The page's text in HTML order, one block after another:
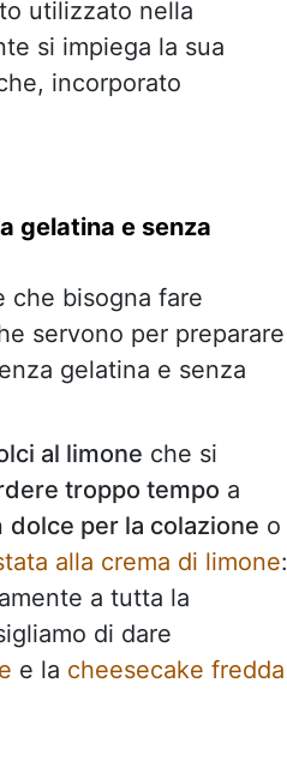
utilizzato nella
si impiega la sua
incorporato
gelatina e senza
che bisogna fare
servono per preparare
gelatina e senza
al limone che si
troppo tempo a
dolce per la colazione o
alla crema di limone:
a tutta la
di dare
e la cheesecake fredda